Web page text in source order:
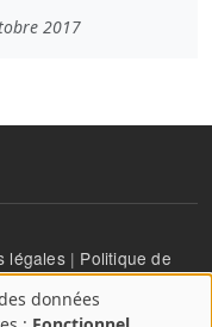
2017
légales| Politique de
données